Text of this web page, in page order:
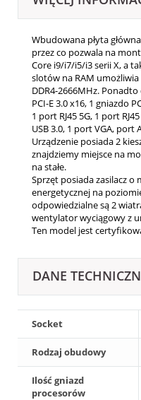
Wbudowana płyta
przez co pozwala na
Core i9/i7/i5/i3 serii X, a
slotów na RAM
DDR4-2666MHz.
PCI-E 3.0 x16, 1 gniazdo
1 port RJ45 5G, 1 port
USB 3.0, 1 port VGA,
Urządzenie posiada 2
znajdziemy miejsce na
na stałe.
Sprzęt posiada zasilacz o
energetycznej na
odpowiedzialne są 2
wentylator wyciągowy z
Ten model jest
DANE
Socket
Rodzaj obudowy
Ilość gniazd
procesorów